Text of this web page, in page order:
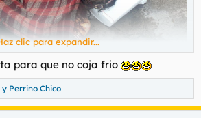
clic para expandir...
para que no coja frio
y Perrino Chico